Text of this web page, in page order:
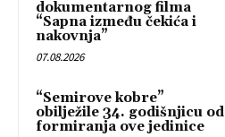
dokumentarnog filma
“Sapna između čekića i
nakovnja”
07.08.2026
“Semirove kobre”
obilježile 34. godišnjicu od
formiranja ove jedinice